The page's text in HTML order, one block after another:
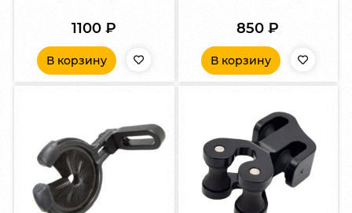
1100₽
В корзину
850₽
В корзину